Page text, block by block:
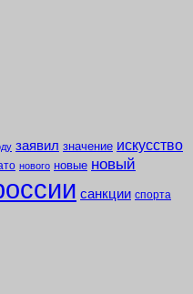
заявил значение искусство
нового новые новый
санкции спорта